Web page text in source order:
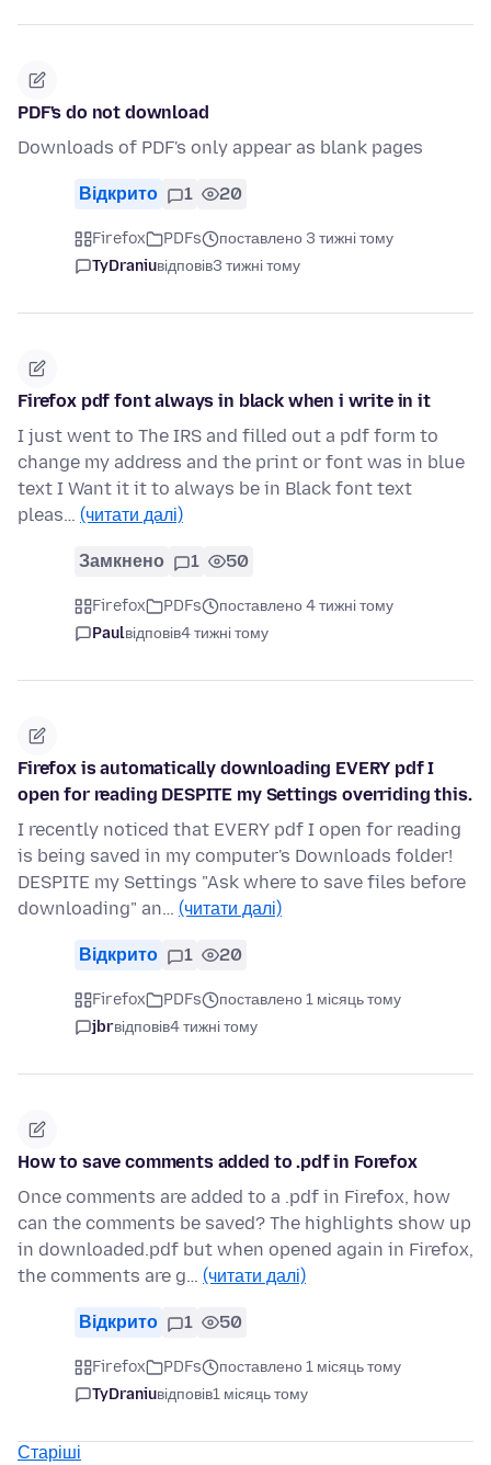
PDF's do not download
Downloads of PDF's only appear as blank pages
Відкрито 1 20
Firefox PDFs
поставлено 3 тижні тому
TyDraniuвідповів3 тижні тому
Firefox pdf font always in black when i write in it
I just went to The IRS and filled out a pdf form to
change my address and the print or font was in blue
text I Want it it to always be in Black font text
pleas… (читати далі)
Замкнено 1 50
Firefox PDFs
поставлено 4 тижні тому
Paulвідповів4 тижні тому
Firefox is automatically downloading EVERY pdf I
open for reading DESPITE my Settings overriding this.
I recently noticed that EVERY pdf I open for reading
is being saved in my computer's Downloads folder!
DESPITE my Settings "Ask where to save files before
downloading" an… (читати далі)
Відкрито 1 20
Firefox PDFs
поставлено 1 місяць тому
jbrвідповів4 тижні тому
How to save comments added to .pdf in Forefox
Once comments are added to a .pdf in Firefox, how
can the comments be saved? The highlights show up
in downloaded.pdf but when opened again in Firefox,
the comments are g… (читати далі)
Відкрито 1 50
Firefox PDFs
поставлено 1 місяць тому
TyDraniuвідповів1 місяць тому
Старіші